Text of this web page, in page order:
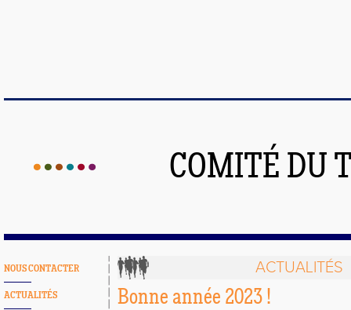
COMITÉ DU
NOUS CONTACTER
ACTUALITÉS
ACTUALITÉS
Bonne année 2023 !